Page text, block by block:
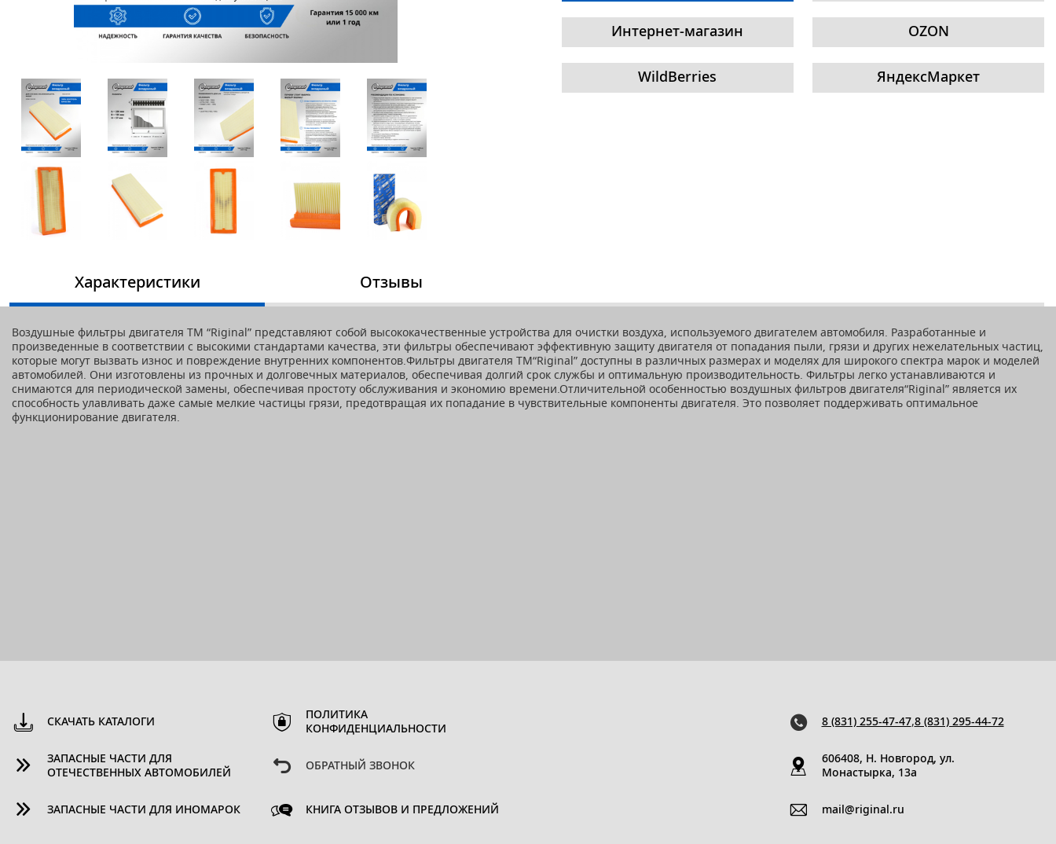
Интернет-магазин OZON
WildBerries ЯндексМаркет
Характеристики
Воздушные фильтры двигателя ТМ “Riginal” представляют собой высококачественные устройства для очистки воздуха, используемого двигателем автомобиля. Разработанные и
произведенные в соответствии с высокими стандартами качества, эти фильтры обеспечивают эффективную защиту двигателя от попадания пыли, грязи и других нежелательных частиц,
которые могут вызвать износ и повреждение внутренних компонентов.Фильтры двигателя ТМ“Riginal” доступны в различных размерах и моделях для широкого спектра марок и моделей
автомобилей. Они изготовлены из прочных и долговечных материалов, обеспечивая долгий срок службы и оптимальную производительность. Фильтры легко устанавливаются и
снимаются для периодической замены, обеспечивая простоту обслуживания и экономию времени.Отличительной особенностью воздушных фильтров двигателя“Riginal” является их
способность улавливать даже самые мелкие частицы грязи, предотвращая их попадание в чувствительные компоненты двигателя. Это позволяет поддерживать оптимальное
функционирование двигателя.
Отзывы
СКАЧАТЬ КАТАЛОГИ
ЗАПАСНЫЕ ЧАСТИ ДЛЯ
ОТЕЧЕСТВЕННЫХ АВТОМОБИЛЕЙ
ЗАПАСНЫЕ ЧАСТИ ДЛЯ ИНОМАРОК
ПОЛИТИКА
КОНФИДЕНЦИАЛЬНОСТИ
ОБРАТНЫЙ ЗВОНОК
КНИГА ОТЗЫВОВ И ПРЕДЛОЖЕНИЙ
8 (831) 255-47-47,8 (831) 295-44-72
606408, Н. Новгород, ул.
Монастырка, 13a
mail@riginal.ru